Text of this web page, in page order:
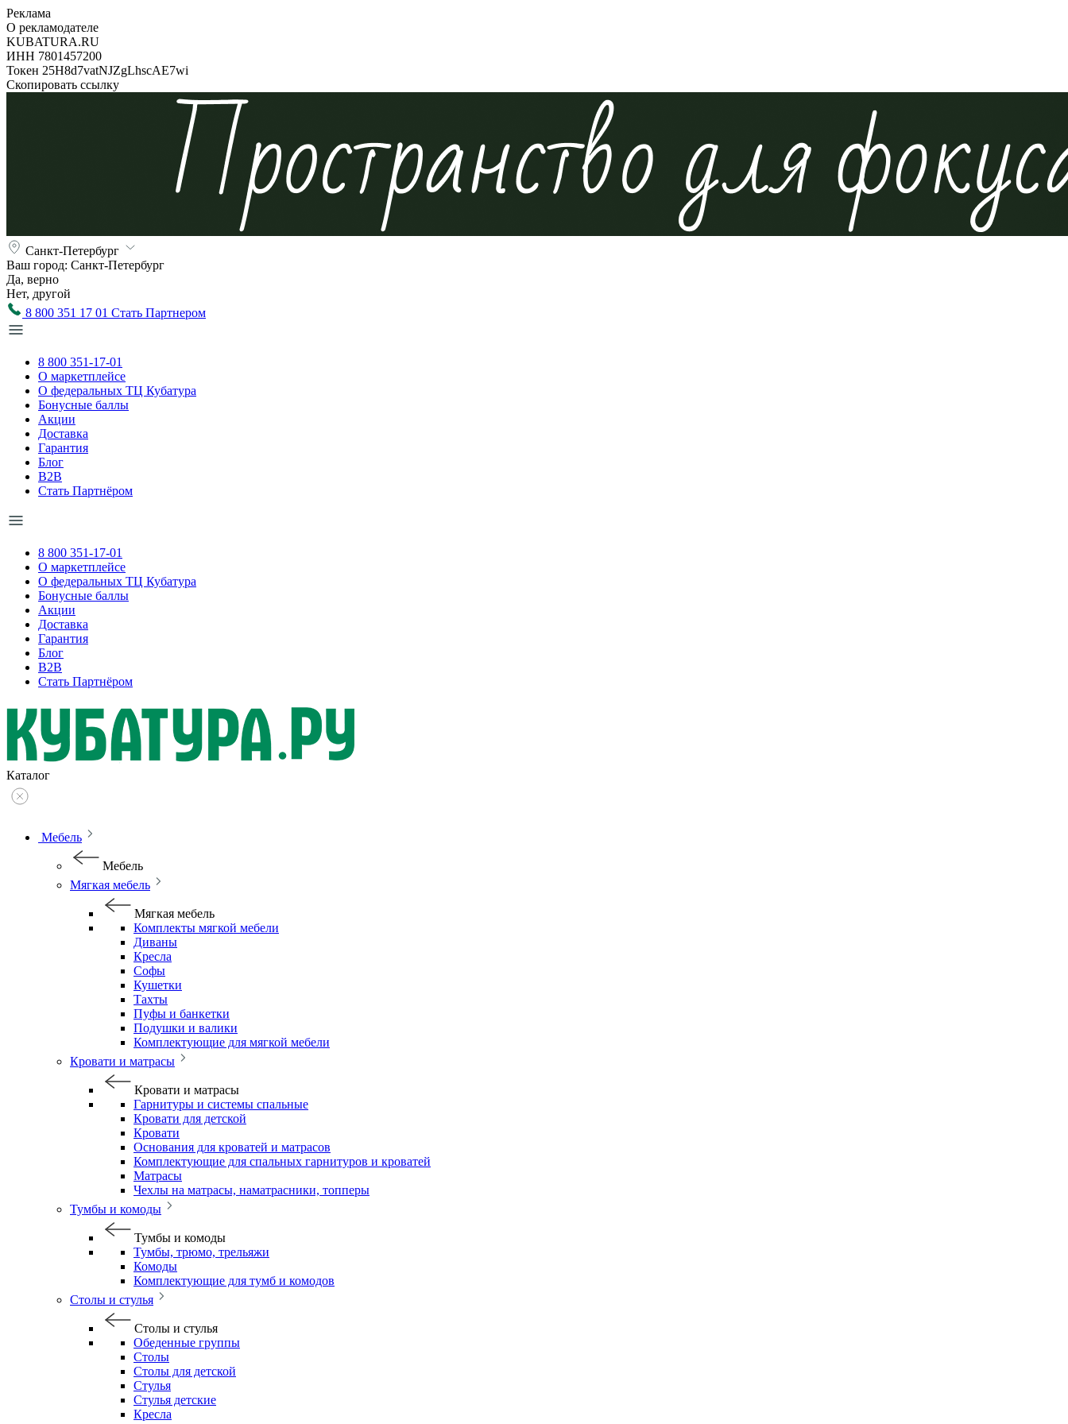
Реклама
О рекламодателе
KUBATURA.RU
ИНН 7801457200
Токен 25H8d7vatNJZgLhscAE7wi
Скопировать ссылку
Санкт-Петербург
Ваш город: Санкт-Петербург
Да, верно
Нет, другой
8 800 351 17 01 Стать Партнером
8 800 351-17-01
О маркетплейсе
О федеральных ТЦ Кубатура
Бонусные баллы
Акции
Доставка
Гарантия
Блог
B2B
Стать Партнёром
8 800 351-17-01
О маркетплейсе
О федеральных ТЦ Кубатура
Бонусные баллы
Акции
Доставка
Гарантия
Блог
B2B
Стать Партнёром
Каталог
Мебель
Мебель
Мягкая мебель
Мягкая мебель
Комплекты мягкой мебели
Диваны
Кресла
Софы
Кушетки
Тахты
Пуфы и банкетки
Подушки и валики
Комплектующие для мягкой мебели
Кровати и матрасы
Кровати и матрасы
Гарнитуры и системы спальные
Кровати для детской
Кровати
Основания для кроватей и матрасов
Комплектующие для спальных гарнитуров и кроватей
Матрасы
Чехлы на матрасы, наматрасники, топперы
Тумбы и комоды
Тумбы и комоды
Тумбы, трюмо, трельяжи
Комоды
Комплектующие для тумб и комодов
Столы и стулья
Столы и стулья
Обеденные группы
Столы
Столы для детской
Стулья
Стулья детские
Кресла